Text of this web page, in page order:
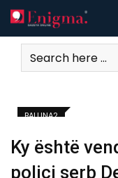
Skip
to
content
BALLINA2
Ky është
polici serb